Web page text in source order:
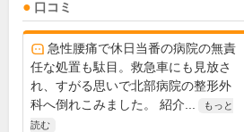
口コミ
急性腰痛で休日当番の病院の無責
任な処置も駄目。救急車にも見放さ
れ、すがる思いで北部病院の整形外
科へ倒れこみました。 紹介...
もっと
読む